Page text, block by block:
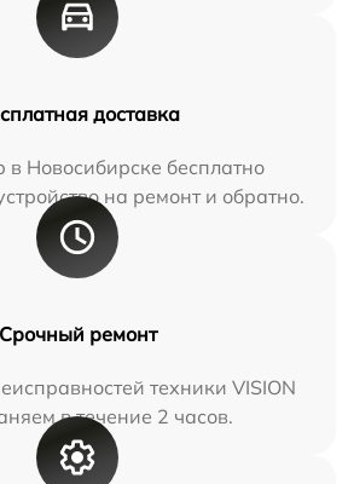
доставка
Новосибирске бесплатно
на ремонт и обратно.
Срочный ремонт
техники VISION
в течение 2 часов.